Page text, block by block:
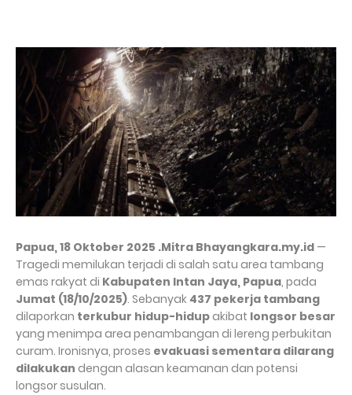
Papua, 18 Oktober 2025 .Mitra Bhayangkara.my.id —
Tragedi memilukan terjadi di salah satu area tambang
emas rakyat di Kabupaten Intan Jaya, Papua, pada
Jumat (18/10/2025). Sebanyak 437 pekerja tambang
dilaporkan terkubur hidup-hidupakibat longsor besar
yang menimpa area penambangan di lereng perbukitan
curam. Ironisnya, proses evakuasi sementara dilarang
dilakukan dengan alasan keamanan dan potensi
longsor susulan.